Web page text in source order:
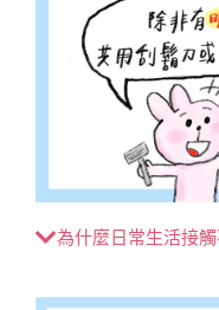
為什麼日常生活接